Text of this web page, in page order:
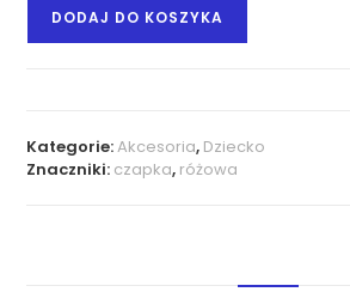
DODAJ DO KOSZYKA
Kategorie:Akcesoria, Dziecko
Znaczniki: czapka, różowa